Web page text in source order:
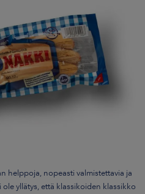
helppoja, nopeasti valmistettavia ja
yllätys, että klassikoiden klassikko